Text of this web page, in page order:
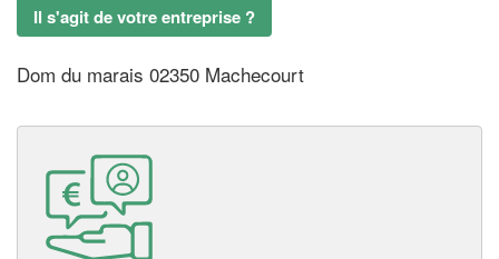
Il s'agit de votre entreprise ?
Dom du marais 02350 Machecourt